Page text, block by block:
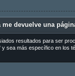
devuelve una
resultados para ser
y sea más específico en los